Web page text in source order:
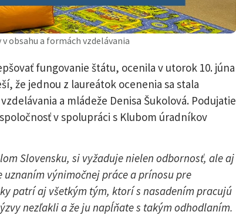
v obsahu a formách vzdelávania
fungovanie štátu, ocenila v utorok 10. júna
že jednou z laureátok ocenenia sa stala
a mládeže Denisa Šukolová. Podujatie
v spolupráci s Klubom úradníkov
Slovensku, si vyžaduje nielen odbornosť, ale aj
výnimočnej práce a prínosu pre
patrí aj všetkým tým, ktorí s nasadením pracujú
nezľakli a že ju napĺňate s takým odhodlaním.